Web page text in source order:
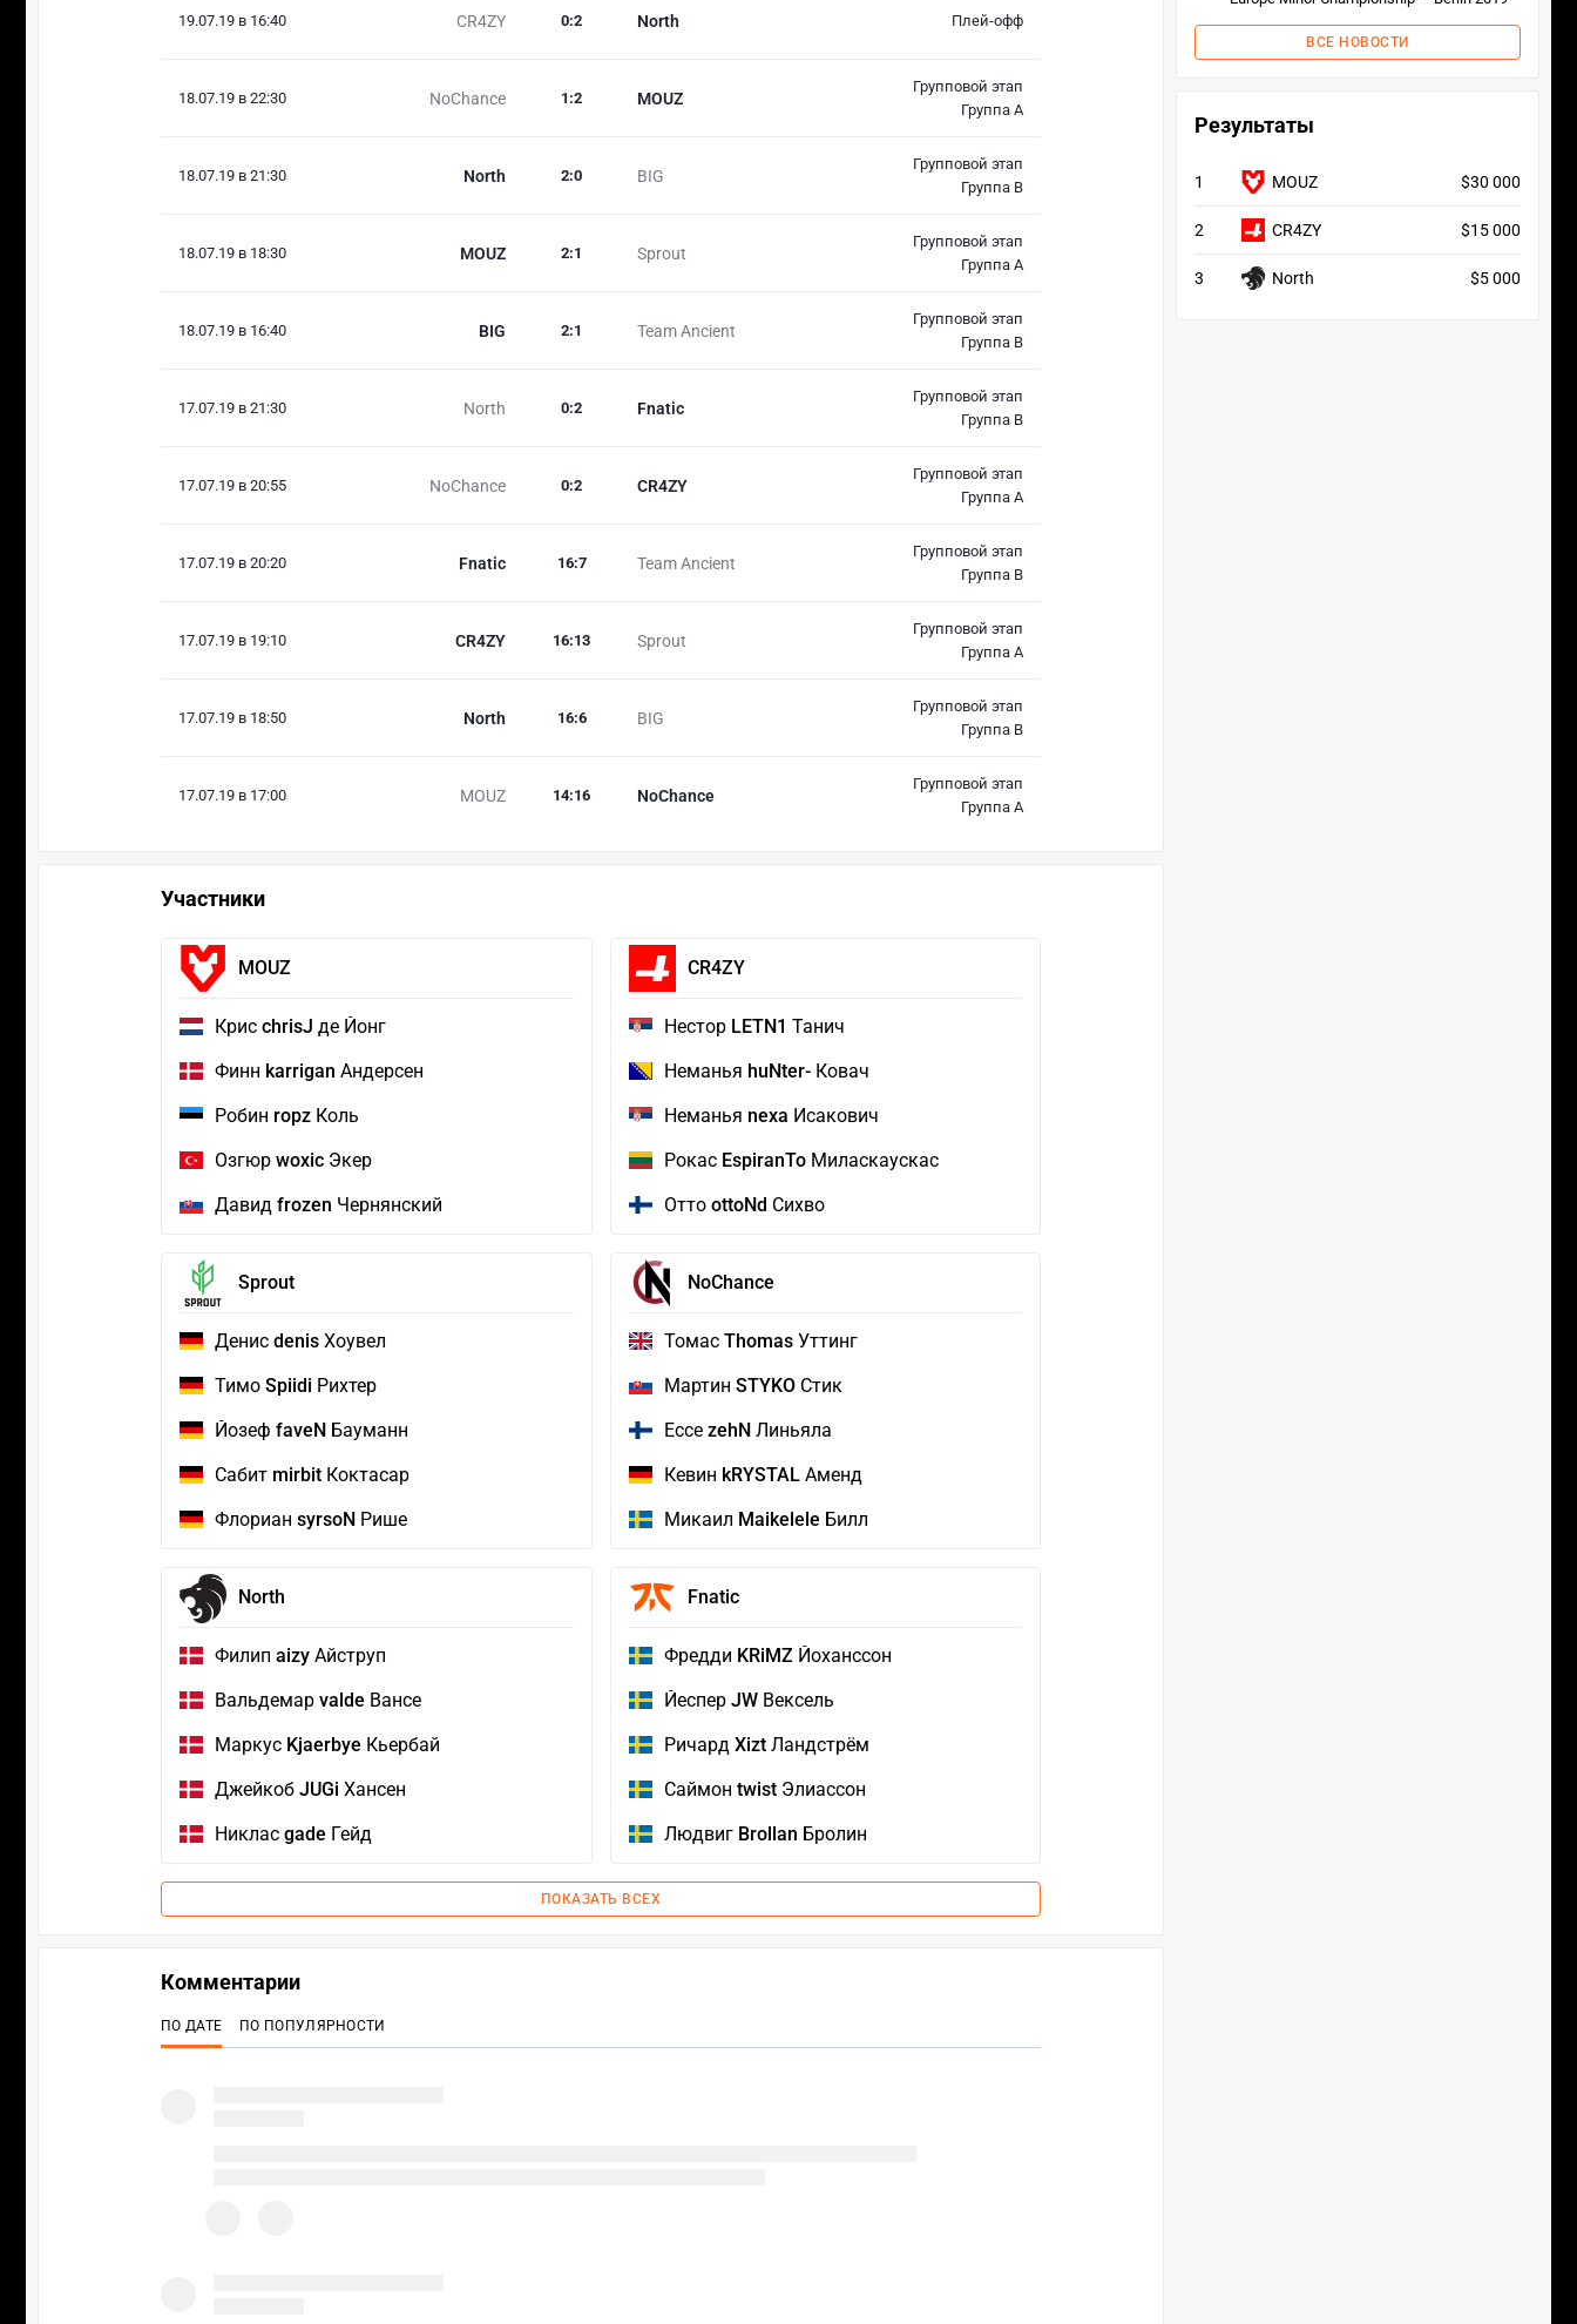
19.07.19 в 16:40 CR4ZY North
0:2 Плей-офф
18.07.19 в 22:30 NoChance MOUZ
1 :2
Групповой этап
Группа A
18.07.19 в 21:30 North BIG
2:0
Групповой этап
Группа B
18.07.19 в 18:30 MOUZ Sprout
2:1
Групповой этап
Группа A
18.07.19 в 16:40 BIG Team Ancient
2:1
Групповой этап
Группа B
17.07.19 в 21:30 North Fnatic
0:2
Групповой этап
Группа B
17.07.19 в 20:55 NoChance CR4ZY
0:2
Групповой этап
Группа A
17.07.19 в 20:20 Fnatic Team Ancient
16:7
Групповой этап
Группа B
17.07.19 в 19:10 CR4ZY Sprout
16:13
Групповой этап
Группа A
17.07.19 в 18:50 North BIG
16:6
Групповой этап
Группа B
17.07.19 в 17:00 MOUZ NoChance
14:16
Групповой этап
Группа A
Участники
MOUZ
Крис chrisJ де Йонг
Финн karrigan Андерсен
Робин ropz Коль
Озгюр woxic Экер
Давид frozen Чернянский
CR4ZY
Нестор LETN1 Танич
Неманья huNter-Ковач
Неманья nexa Исакович
Рокас EspiranToМиласкаускас
Отто ottoNd Сихво
Sprout
Денис denis Хоувел
Тимо Spiidi Рихтер
Йозеф faveN Бауманн
Сабит mirbit Коктасар
Флориан syrsoN Рише
NoChance
Томас ThomasУттинг
Мартин STYKOСтик
Ессе zehNЛиньяла
Кевин kRYSTALАменд
Микаил Maikelele Билл
North
Филип aizy Айструп
Вальдемар valde Вансе
Маркус Kjaerbye Кьербай
Джейкоб JUGi Хансен
Никлас gade Гейд
Fnatic
Фредди KRiMZЙоханссон
Йеспер JWВексель
Ричард XiztЛандстрём
Саймон twistЭлиассон
Людвиг Brollan Бролин
ПОКАЗАТЬ ВСЕХ
ВСЕ НОВОСТИ
Результаты
1 MOUZ $30 000
2 CR4ZY $15 000
3 North $5 000
Комментарии
ПО ДАТЕ ПО ПОПУЛЯРНОСТИ